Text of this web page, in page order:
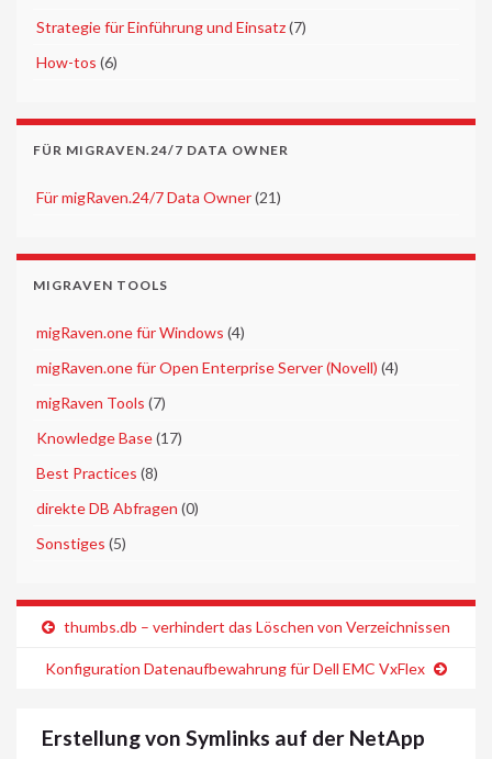
Strategie für Einführung und Einsatz(7)
How-tos (6)
FÜR MIGRAVEN.24/7 DATA OWNER
Für migRaven.24/7 Data Owner(21)
MIGRAVEN TOOLS
migRaven.one für Windows (4)
migRaven.one für Open Enterprise Server (Novell) (4)
migRaven Tools (7)
Knowledge Base(17)
Best Practices (8)
direkte DB Abfragen (0)
Sonstiges (5)
thumbs.db – verhindert das Löschen von Verzeichnissen
Konfiguration Datenaufbewahrung für Dell EMC VxFlex
Erstellung von Symlinks auf der NetApp